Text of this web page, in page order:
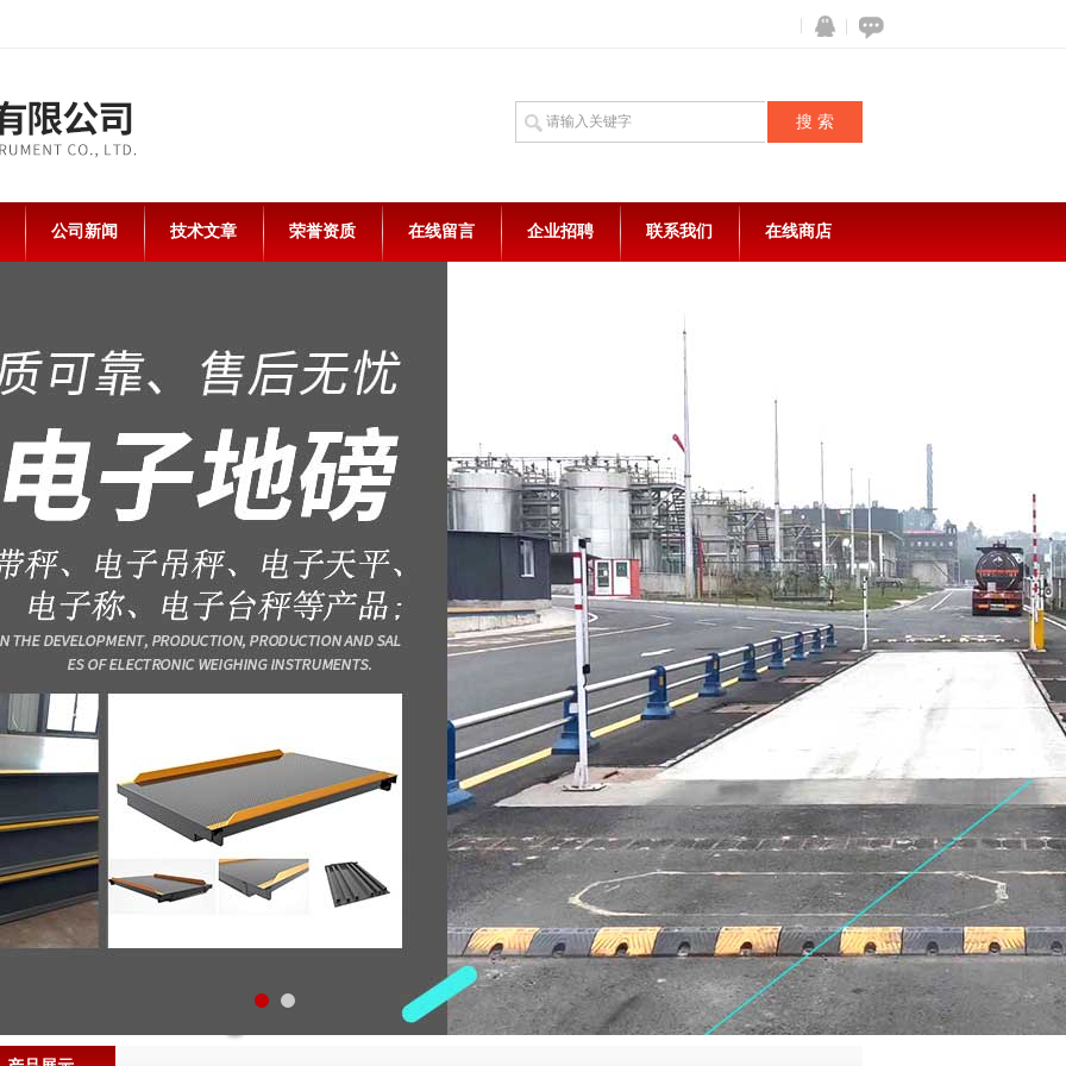
在线咨
QQ
公司新闻 技术文章 荣誉资质 在线留言 企业招聘 联系我们 在线商店